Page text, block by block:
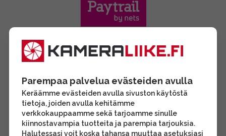
Parempaa palvelua evästeiden avulla
Keräämme evästeiden avulla sivuston käytöstä
tietoja, joiden avulla kehitämme
verkkokauppaamme sekä tarjoamme sinulle
kiinnostavampia tuotteita ja parempia tarjouksia.
Halutessasi voit koska tahansa muuttaa asetuksiasi